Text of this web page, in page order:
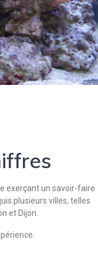
exerçant un savoir-faire
plusieurs villes, telles
et Dijon.